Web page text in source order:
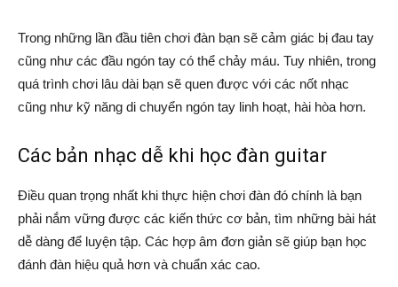
Trong những lần đầu tiên chơi đàn bạn sẽ cảm giác bị đau tay
cũng như các đầu ngón tay có thể chảy máu. Tuy nhiên, trong
quá trình chơi lâu dài bạn sẽ quen được với các nốt nhạc
cũng như kỹ năng di chuyển ngón tay linh hoạt, hài hòa hơn.
Các bản nhạc dễ khi học đàn guitar
Điều quan trọng nhất khi thực hiện chơi đàn đó chính là bạn
phải nắm vững được các kiến thức cơ bản, tìm những bài hát
dễ dàng để luyện tập. Các hợp âm đơn giản sẽ giúp bạn học
đánh đàn hiệu quả hơn và chuẩn xác cao.